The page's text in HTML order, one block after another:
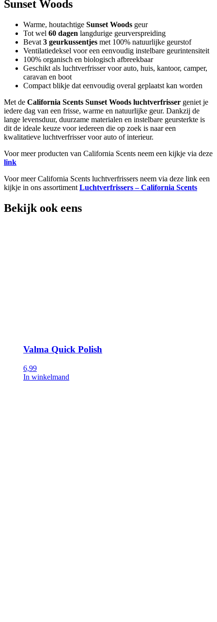
Sunset Woods
Warme, houtachtige Sunset Woods geur
Tot wel 60 dagen langdurige geurverspreiding
Bevat 3 geurkussentjes met 100% natuurlijke geurstof
Ventilatiedeksel voor een eenvoudig instelbare geurintensiteit
100% organisch en biologisch afbreekbaar
Geschikt als luchtverfrisser voor auto, huis, kantoor, camper,
caravan en boot
Compact blikje dat eenvoudig overal geplaatst kan worden
Met de California Scents Sunset Woods luchtverfrisser geniet je
iedere dag van een frisse, warme en natuurlijke geur. Dankzij de
lange levensduur, duurzame materialen en instelbare geursterkte is
dit de ideale keuze voor iedereen die op zoek is naar een
kwalitatieve luchtverfrisser voor auto of interieur.
Voor meer producten van California Scents neem een kijkje via deze
link
Voor meer California Scents luchtverfrissers neem via deze link een
kijkje in ons assortiment Luchtverfrissers – California Scents
Bekijk ook eens
Valma Quick Polish
6,99
In winkelmand